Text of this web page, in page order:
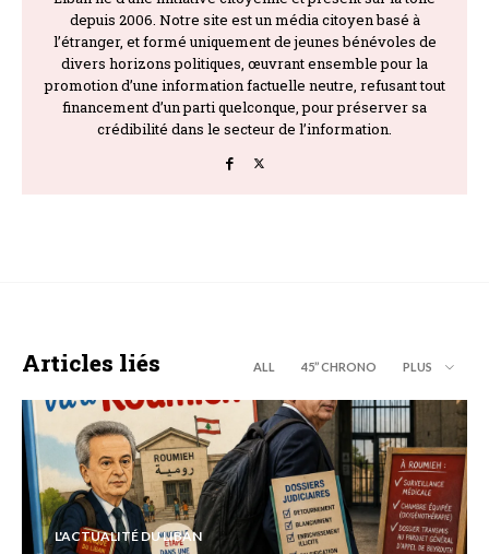
depuis 2006. Notre site est un média citoyen basé à
l’étranger, et formé uniquement de jeunes bénévoles de
divers horizons politiques, œuvrant ensemble pour la
promotion d’une information factuelle neutre, refusant tout
financement d’un parti quelconque, pour préserver sa
crédibilité dans le secteur de l’information.
Articles liés ALL 45’’ CHRONO PLUS
L'ACTUALITÉ DU LIBAN